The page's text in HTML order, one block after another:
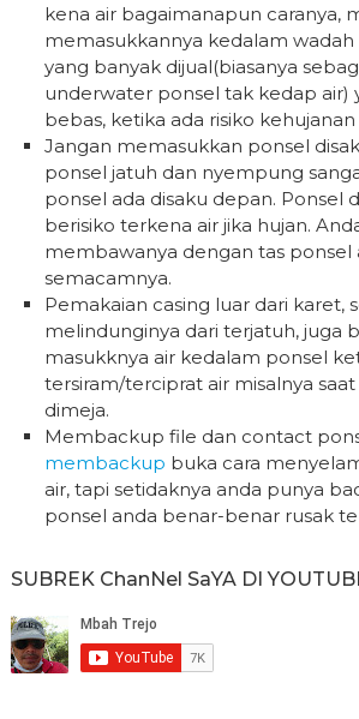
kena air bagaimanapun caranya,
memasukkannya kedalam wadah
yang banyak dijual(biasanya
underwater ponsel tak kedap air)
bebas, ketika ada risiko kehujanan
Jangan memasukkan ponsel
ponsel jatuh dan nyempung
ponsel ada disaku depan. Ponsel
berisiko terkena air jika hujan.
membawanya dengan tas ponsel
semacamnya.
Pemakaian casing luar dari karet,
melindunginya dari terjatuh, juga
masukknya air kedalam ponsel
tersiram/terciprat air misalnya
dimeja.
Membackup file dan contact
membackup buka cara
air, tapi setidaknya anda punya
ponsel anda benar-benar rusak
SUBREK ChanNel SaYA DI